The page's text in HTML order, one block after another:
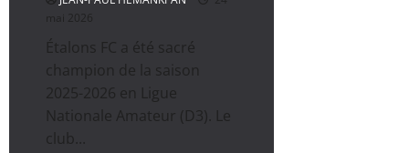
mai 2026
Étalons FC a été sacré
champion de la saison
2025-2026 en Ligue
Nationale Amateur (D3). Le
club...